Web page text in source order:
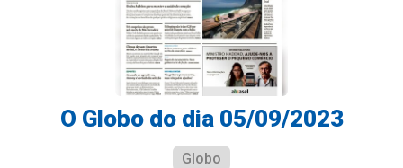
O Globo do dia 05/09/2023
Globo